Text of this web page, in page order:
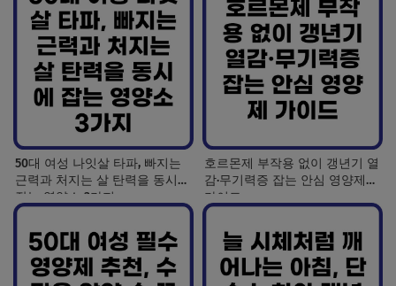
50대 여성 나잇살 타파, 빠지는
근력과 처지는 살 탄력을 동시에
잡는 영양소 3가지
호르몬제 부작용 없이 갱년기 열
감·무기력증 잡는 안심 영양제
가이드